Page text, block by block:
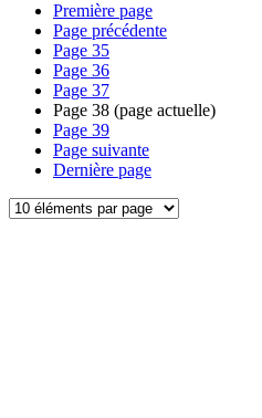
Première page
Page précédente
Page 35
Page 36
Page 37
Page 38 (page actuelle)
Page 39
Page suivante
Dernière page